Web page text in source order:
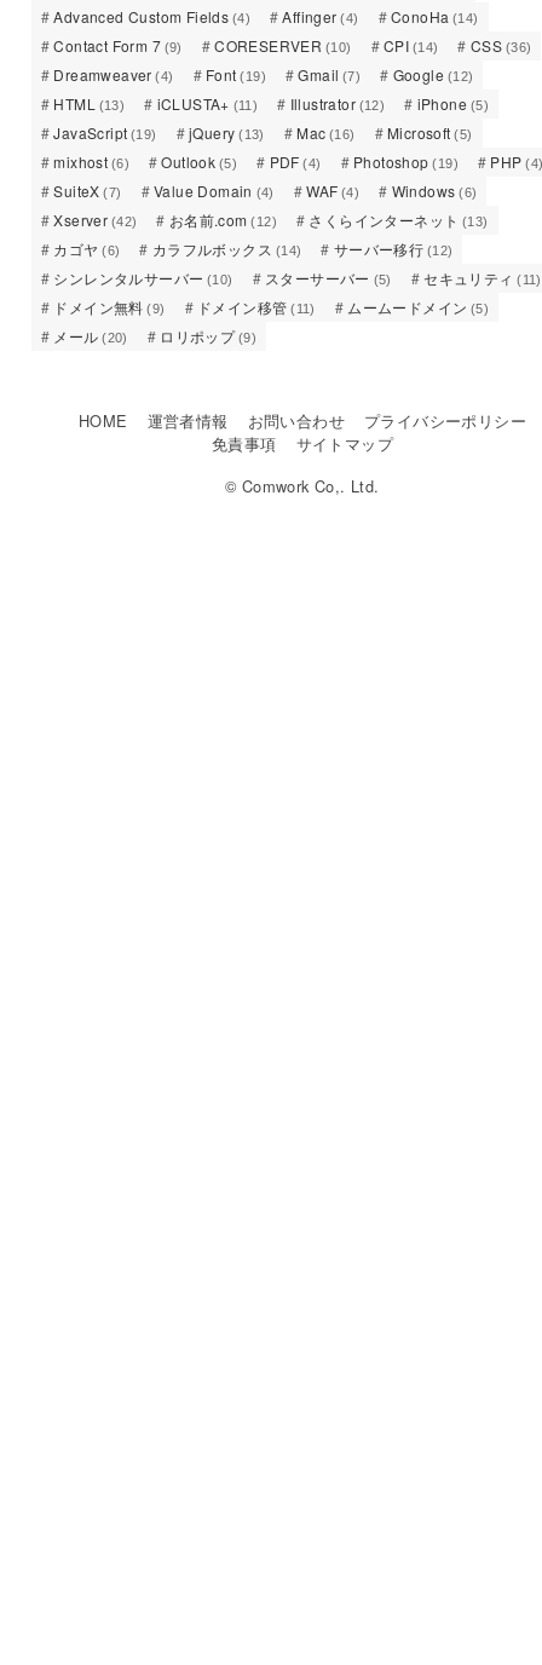
Advanced Custom Fields (4) Affinger (4) ConoHa (14)
Contact Form 7 (9) CORESERVER (10) CPI (14) CSS (36)
Dreamweaver (4) Font (19) Gmail (7) Google (12)
HTML (13) iCLUSTA+ (11) Illustrator (12) iPhone (5)
JavaScript (19) jQuery (13) Mac (16) Microsoft (5)
mixhost (6) Outlook (5) PDF (4) Photoshop (19) PHP
SuiteX (7) Value Domain (4) WAF (4) Windows (6)
Xserver (42) お名前.com (12) さくらインターネット (13)
カゴヤ (6) カラフルボックス (14) サーバー移行 (12)
シンレンタルサーバー (10) スターサーバー (5) セキュリティ (11)
ドメイン無料 (9) ドメイン移管 (11) ムームードメイン (5)
メール (20) ロリポップ (9)
HOME 運営者情報 お問い合わせ
プライバシーポリシー
免責事項
サイトマップ
© Comwork Co,. Ltd.